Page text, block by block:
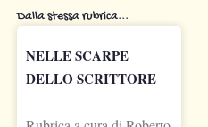
Dalla stessa rubrica...
NELLE SCARPE
DELLO SCRITTORE